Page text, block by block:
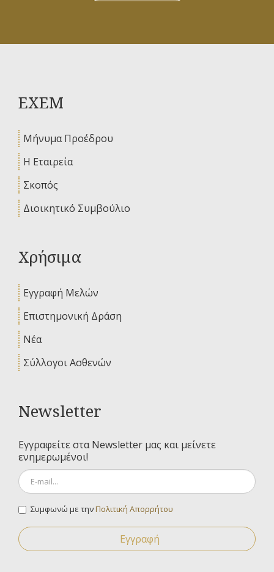
ΕΧΕΜ
Μήνυμα Προέδρου
Η Εταιρεία
Σκοπός
Διοικητικό Συμβούλιο
Χρήσιμα
Εγγραφή Μελών
Επιστημονική Δράση
Νέα
Σύλλογοι Ασθενών
Newsletter
Εγγραφείτε στα Newsletter μας και μείνετε
ενημερωμένοι!
Συμφωνώ με τηνΠολιτική Απορρήτου
Εγγραφή